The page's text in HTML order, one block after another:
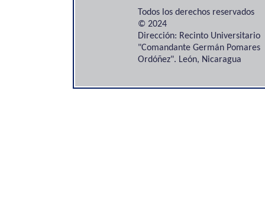
Todos los derechos reservados
© 2024
Dirección: Recinto Universitario
"Comandante Germán Pomares
Ordóñez". León, Nicaragua